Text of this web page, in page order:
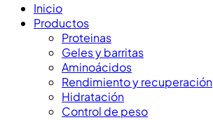
Inicio
Productos
Proteinas
Geles y barritas
Aminoácidos
Rendimiento y recuperación
Hidratación
Control de peso